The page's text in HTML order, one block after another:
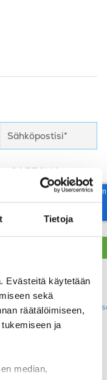
Tietoja
Evästeitä käytetään
sekä
räätälöimiseen,
ja
median,
reCAPTCHA
Näin käsittelemme
henkilötietojasi >